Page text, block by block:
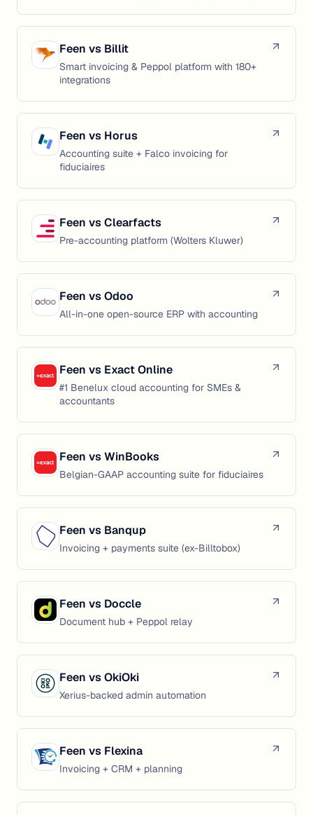
Feen vs Billit
Smart invoicing & Peppol platform with 180+
integrations
Feen vs Horus
Accounting suite + Falco invoicing for
fiduciaires
Feen vsClearfacts
Pre-accounting platform (Wolters Kluwer)
Feen vsOdoo
All-in-one open-source ERP with accounting
Feen vs Exact Online
#1 Benelux cloud accounting for SMEs &
accountants
Feen vsWinBooks
Belgian-GAAP accounting suite for fiduciaires
Feen vs Banqup
Invoicing + payments suite (ex-Billtobox)
Feen vs Doccle
Document hub + Peppol relay
Feen vsOkiOki
Xerius-backed admin automation
Feen vs Flexina
Invoicing + CRM + planning